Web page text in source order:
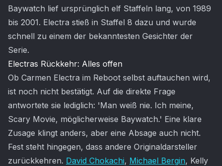
Baywatch lief ursprünglich elf Staffeln lang, von 1989
bis 2001. Electra stieß in Staffel 8 dazu und wurde
schnell zu einem der bekanntesten Gesichter der
Serie.
Electras Rückkehr: Alles offen
Ob Carmen Electra im Reboot selbst auftauchen wird,
ist noch nicht bestätigt. Auf die direkte Frage
antwortete sie lediglich: 'Man weiß nie. Ich meine,
Scary Movie, möglicherweise Baywatch.' Eine klare
Zusage klingt anders, aber eine Absage auch nicht.
Fest steht hingegen, dass andere Originaldarsteller
zurückkehren. David Chokachi, Michael Bergin, Kelly